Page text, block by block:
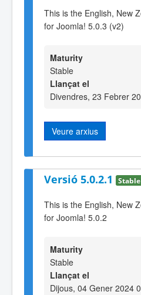
This is the English, New
for Joomla! 5.0.3 (v2)
Maturity
Stable
Llançat el
Divendres, 23 Febrer
Veure arxius
Versió 5.0.2.1 Stable
This is the English, New
for Joomla! 5.0.2
Maturity
Stable
Llançat el
Dijous, 04 Gener 2024